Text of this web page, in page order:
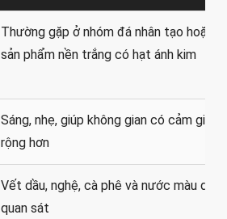
Thường gặp ở nhóm đá nhân tạo hoặc
sản phẩm nền trắng có hạt ánh kim
Sáng, nhẹ, giúp không gian có cảm giác
rộng hơn
Vết dầu, nghệ, cà phê và nước màu dễ
quan sát